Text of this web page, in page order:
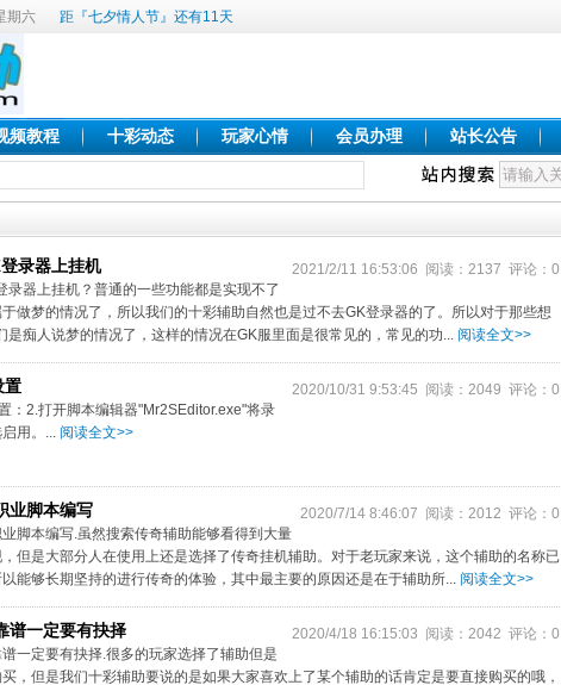
期六 距『七夕情人节』还有11天
频教程 十彩动态 玩家心情 会员办理 站长公告
2021/2/11 16:53:06 阅读：2137 评论：0
录器上挂机
器上挂机？普通的一些功能都是实现不了
做梦的情况了，所以我们的十彩辅助自然也是过不去GK登录器的了。所以对于那些想
痴人说梦的情况了，这样的情况在GK服里面是很常见的，常见的功... 阅读全文>>
2020/10/31 9:53:45 阅读：2049 评论：0
置
：2.打开脚本编辑器"Mr2SEditor.exe"将录
用。... 阅读全文>>
2020/7/14 8:46:07 阅读：2012 评论：0
业脚本编写
脚本编写.虽然搜索传奇辅助能够看得到大量
但是大部分人在使用上还是选择了传奇挂机辅助。对于老玩家来说，这个辅助的名称已
能够长期坚持的进行传奇的体验，其中最主要的原因还是在于辅助所... 阅读全文>>
2020/4/18 16:15:03 阅读：2042 评论：0
谱一定要有抉择
一定要有抉择.很多的玩家选择了辅助但是
，但是我们十彩辅助要说的是如果大家喜欢上了某个辅助的话肯定是要直接购买的哦，